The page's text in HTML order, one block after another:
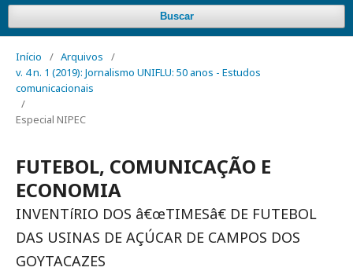
Buscar
Início / Arquivos
/
v. 4 n. 1 (2019): Jornalismo UNIFLU: 50 anos - Estudos
comunicacionais
/
Especial NIPEC
FUTEBOL, COMUNICAÇÃO E
ECONOMIA
INVENTíRIO DOS â€œTIMESâ€ DE FUTEBOL
DAS USINAS DE AÇÚCAR DE CAMPOS DOS
GOYTACAZES